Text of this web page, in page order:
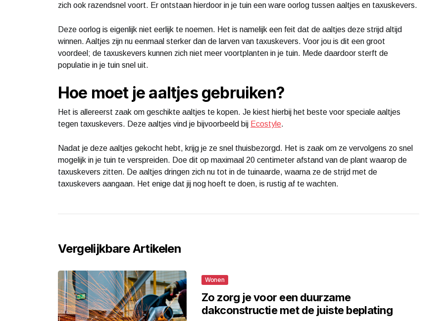
zich ook razendsnel voort. Er ontstaan hierdoor in je tuin een ware oorlog tussen aaltjes en taxuskevers.
Deze oorlog is eigenlijk niet eerlijk te noemen. Het is namelijk een feit dat de aaltjes deze strijd altijd
winnen. Aaltjes zijn nu eenmaal sterker dan de larven van taxuskevers. Voor jou is dit een groot
voordeel; de taxuskevers kunnen zich niet meer voortplanten in je tuin. Mede daardoor sterft de
populatie in je tuin snel uit.
Hoe moet je aaltjes gebruiken?
Het is allereerst zaak om geschikte aaltjes te kopen. Je kiest hierbij het beste voor speciale aaltjes
tegen taxuskevers. Deze aaltjes vind je bijvoorbeeld bij Ecostyle.
Nadat je deze aaltjes gekocht hebt, krijg je ze snel thuisbezorgd. Het is zaak om ze vervolgens zo snel
mogelijk in je tuin te verspreiden. Doe dit op maximaal 20 centimeter afstand van de plant waarop de
taxuskevers zitten. De aaltjes dringen zich nu tot in de tuinaarde, waarna ze de strijd met de
taxuskevers aangaan. Het enige dat jij nog hoeft te doen, is rustig af te wachten.
Vergelijkbare Artikelen
Wonen
Zo zorg je voor een duurzame
dakconstructie met de juiste beplating